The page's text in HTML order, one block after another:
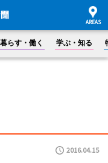
暮らす・働く 学ぶ・知る
2016.04.15